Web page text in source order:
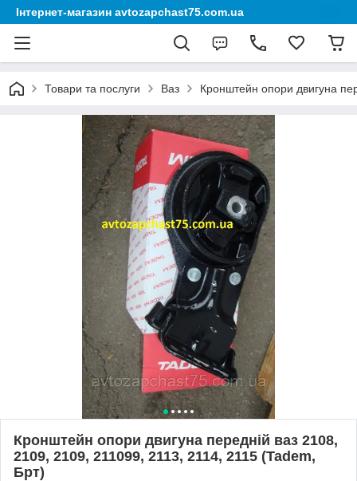
Інтернет-магазин avtozapchast75.com.ua
Товари та послуги Ваз Кронштейн опори двигуна
Кронштейн опори двигуна передній ваз 2108,
2109, 2109, 211099, 2113, 2114, 2115 (Tadem,
Брт)